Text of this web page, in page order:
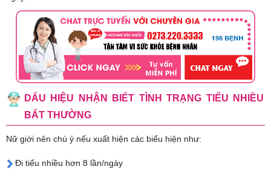
DẤU HIỆU NHẬN BIẾT TÌNH TRẠNG TIỂU NHIỀU
BẤT THƯỜNG
Nữ giới nên chú ý nếu xuất hiện các biểu hiện như:
Đi tiểu nhiều hơn 8 lần/ngày